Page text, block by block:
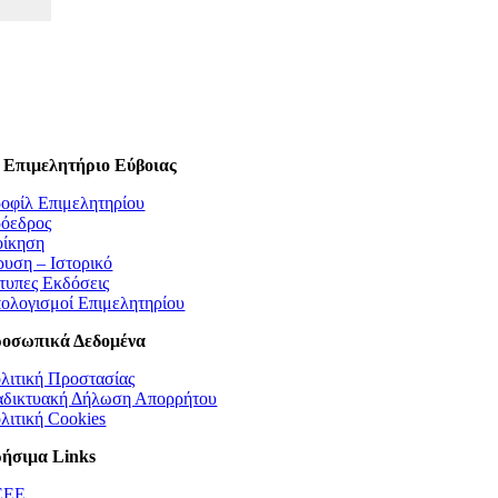
Εύβοιας
Επιμελητηρίου
– Ιστορικό
Εκδόσεις
Επιμελητηρίου
Δεδομένα
Προστασίας
Δήλωση Απορρήτου
Cookies
Links